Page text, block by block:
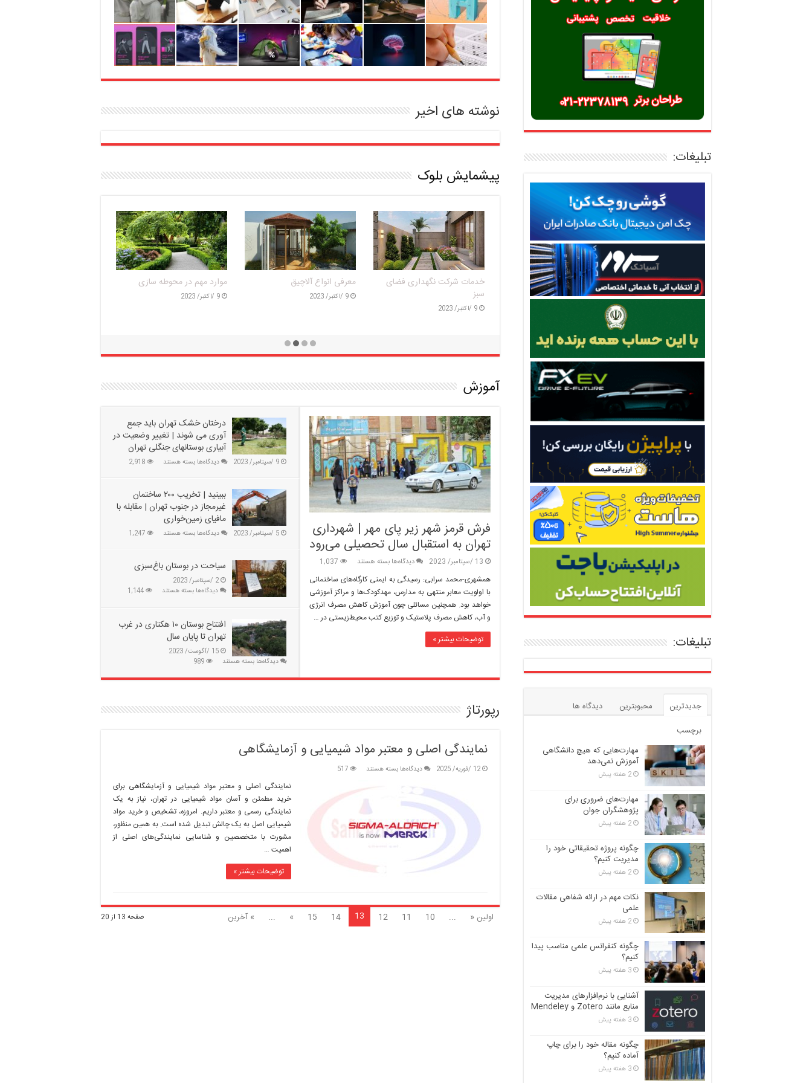
نوشته های اخیر
پیشمایش بلوک
دریاچه و بوستان هزار هکتاری
تهران را بشناسیم| تفریح و
سرگرمی همین نزدیکی
فرش قرمز شهر زیر پای مهر |
شهرداری تهران به استقبال سال
درختان خشک تهران باید جمع
آوری می‌ شوند | تغییر وضعیت
آموزش
فرش قرمز شهر زیر پای مهر | شهرداری
تهران به استقبال سال تحصیلی می‌رود
13 /سپتامبر/ 2023 دیدگاه‌ها برای
قرمز
شهر
زیر
پای
به
تحصیلی
بسته هستند 1,037
همشهری-محمد سرابی: رسیدگی به ایمنی کارگاه‌های ساختمانی
با اولویت معابر منتهی به مدارس، مهدکودک‌ها و مراکز آموزشی
خواهد بود. همچنین مسائلی چون آموزش کاهش مصرف انرژی
و آب، کاهش مصرف پلاستیک و توزیع کتب محیط‌زیستی در …
توضیحات بیشتر »
درختان خشک تهران باید جمع
آوری می‌ شوند | تغییر وضعیت در
آبیاری بوستانهای جنگلی تهران
9 /سپتامبر/ 2023 دیدگاه‌ها برای
تهران
باید
جمع
آوری
می‌
تغییر
در
آبیاری
تهران
بسته هستند 2,918
ببینید | تخریب ۲۰۰ ساختمان
غیرمجاز در جنوب تهران | مقابله با
مافیای زمین‌خواری
5 /سپتامبر/ 2023 دیدگاه‌ها برای
تخریب
۲۰۰
ساختمان
غیرمجاز
تهران
|
مقابله
با
مافیای
زمین‌خواری
بسته هستند 1,247
سیاحت در بوستان باغ‌سبزی
2 /سپتامبر/ 2023
دیدگاه‌ها برای
بوستان
باغ‌سبزی
بسته هستند 1,144
افتتاح بوستان ۱۰ هکتاری در غرب
تهران تا پایان سال
15 /آگوست/ 2023
دیدگاه‌ها برای
بوستان
در
پایان
بسته هستند 989
رپورتاژ
نمایندگی اصلی و معتبر مواد شیمیایی و آزمایشگاهی
12 /فوریه/ 2025 دیدگاه‌ها برای
مواد
شیمیایی
و
بسته هستند 517
نمایندگی اصلی و معتبر مواد شیمیایی و آزمایشگاهی برای
خرید مطمئن و آسان مواد شیمیایی در تهران، نیاز به یک
نمایندگی رسمی و معتبر داریم. امروزه، تشخیص و خرید مواد
شیمیایی اصل به یک چالش تبدیل شده است. به همین منظور،
مشورت با متخصصین و شناسایی نمایندگی‌های اصلی از
اهمیت …
توضیحات بیشتر »
صفحه 13 از 20 اولین « ...
10
11
12
13
14
15
»
... » آخرین
تبلیغات:
تبلیغات:
جدیدترین محبوبترین
دیدگاه ها
برچسب
مهارت‌هایی که هیچ دانشگاهی
آموزش نمی‌دهد
2 هفته پیش
مهارت‌های ضروری برای
پژوهشگران جوان
2 هفته پیش
چگونه پروژه تحقیقاتی خود را
مدیریت کنیم؟
2 هفته پیش
نکات مهم در ارائه شفاهی مقالات
علمی
2 هفته پیش
چگونه کنفرانس علمی مناسب پیدا
کنیم؟
3 هفته پیش
آشنایی با نرم‌افزارهای مدیریت
منابع مانند Zotero و Mendeley
3 هفته پیش
چگونه مقاله خود را برای چاپ
آماده کنیم؟
3 هفته پیش